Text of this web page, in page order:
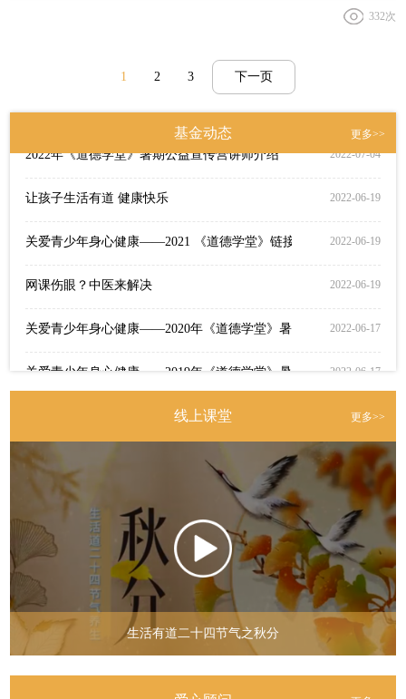
332次
1 2 3 下一页
基金动态 更多>>
2022年《道德学堂》暑期公益宣传营讲师介绍 2022-07-04
关爱青少年身心健康——2021《道德学堂》初衷 2022-06-17
关爱青少年身心健康——2021《道德学堂》暑期培训活动圆满成功
2022-06-17
生活道公益基金党史学习教育动员会举行 2021-03-17
伪装的再“真”，只要提到“返利”“返现”“回报收益”就是诈骗，就不是
2024-11-19
24年10月生活道公益孝养营 2024-10-24
5月这5种病或将高发！这5个化解办法，现在了解刚刚好！2024-09-29
2024-07-18
线上课堂 更多>>
生活有道二十四节气之秋分